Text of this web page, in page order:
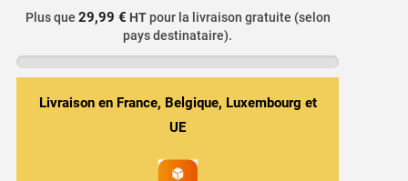
TFV16
Smoktech
Plus que 29,99 € HTpour la livraison gratuite (selon
pays destinataire).
Livraison en France, Belgique, Luxembourg et
UE